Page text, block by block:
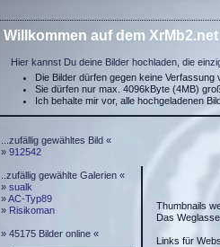
Willkommen auf dem
Hier kannst Du deine Bilder hochladen, die
Die Bilder dürfen gegen keine Verfassung
Sie dürfen nur max. 4096kByte (4MB)
Ich behalte mir vor, alle hochgeladenen
...zufällig gewähltes Bild «
» 912542
..zufällig gewählte Galerien «
» sualk
»AC-Typ89
» Risikoman
» 45175 Bilder online «
Thumbnails
Das
Links für